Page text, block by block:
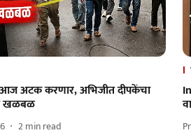
अटक करणार, अभिजीत दीपकेंचा
खळबळ
2min read